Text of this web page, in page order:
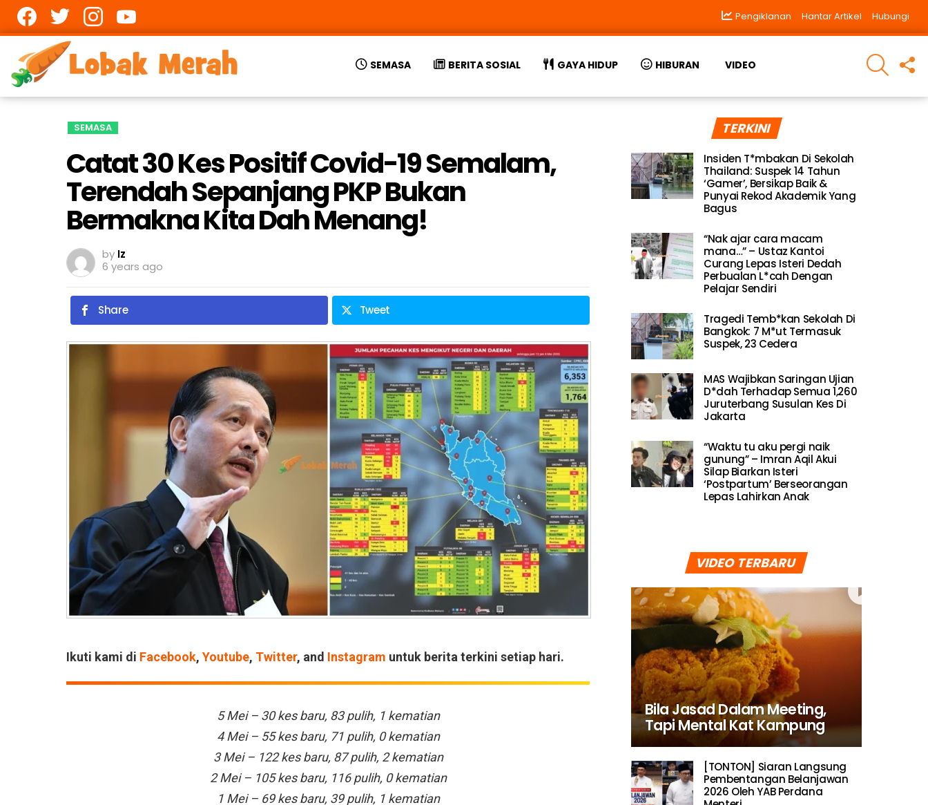
Pengiklanan Hantar Artikel Hubungi
SEMASA BERITA SOSIAL GAYA HIDUP HIBURAN VIDEO
SEARCH
SEMASA
Catat 30 Kes Positif Covid-19 Semalam,
Terendah Sepanjang PKP Bukan
Bermakna Kita Dah Menang!
by Iz
6 years ago
Share Tweet
Ikuti kami di Facebook, Youtube, Twitter, and Instagram untuk berita terkini setiap hari.
5 Mei – 30 kes baru, 83 pulih, 1 kematian
4 Mei – 55 kes baru, 71 pulih, 0 kematian
3 Mei – 122 kes baru, 87 pulih, 2 kematian
2 Mei – 105 kes baru, 116 pulih, 0 kematian
1 Mei – 69 kes baru, 39 pulih, 1 kematian
TERKINI
Insiden T*mbakan Di Sekolah
Thailand: Suspek 14 Tahun
‘Gamer’, Bersikap Baik &
Punyai Rekod Akademik Yang
Bagus
“Nak ajar cara macam
mana…” – Ustaz Kantoi
Curang Lepas Isteri Dedah
Perbualan L*cah Dengan
Pelajar Sendiri
Tragedi Temb*kan Sekolah Di
Bangkok: 7 M*ut Termasuk
Suspek, 23 Cedera
MAS Wajibkan Saringan Ujian
D*dah Terhadap Semua 1,260
Juruterbang Susulan Kes Di
Jakarta
“Waktu tu aku pergi naik
gunung” – Imran Aqil Akui
Silap Biarkan Isteri
‘Postpartum’ Berseorangan
Lepas Lahirkan Anak
VIDEO TERBARU
Bila Jasad Dalam Meeting,
Tapi Mental Kat Kampung
[TONTON] Siaran Langsung
Pembentangan Belanjawan
2026 Oleh YAB Perdana